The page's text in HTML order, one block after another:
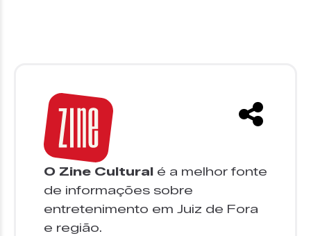
O Zine Cultural é a melhor fonte
de informações sobre
entretenimento em Juiz de Fora
e região.